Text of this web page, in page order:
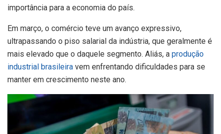
importância para a economia do país.
Em março, o comércio teve um avanço expressivo,
ultrapassando o piso salarial da indústria, que geralmente é
mais elevado que o daquele segmento. Aliás, a produção
industrial brasileira vem enfrentando dificuldades para se
manter em crescimento neste ano.